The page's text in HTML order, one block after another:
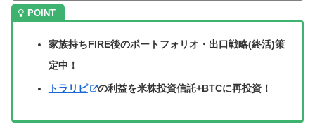
家族持ちFIRE後のポートフォリオ・出口戦略(終活)策
定中！
トラリピ の利益を米株投資信託+BTCに再投資！